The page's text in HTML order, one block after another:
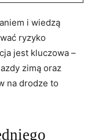
i wiedzą
ryzyko
jest kluczowa –
zimą oraz
⁤na drodze to